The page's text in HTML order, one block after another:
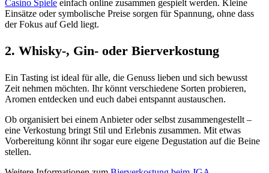
Casino Spiele einfach online zusammen gespielt werden. Kleine
Einsätze oder symbolische Preise sorgen für Spannung, ohne dass
der Fokus auf Geld liegt.
2. Whisky-, Gin- oder Bierverkostung
Ein Tasting ist ideal für alle, die Genuss lieben und sich bewusst
Zeit nehmen möchten. Ihr könnt verschiedene Sorten probieren,
Aromen entdecken und euch dabei entspannt austauschen.
Ob organisiert bei einem Anbieter oder selbst zusammengestellt –
eine Verkostung bringt Stil und Erlebnis zusammen. Mit etwas
Vorbereitung könnt ihr sogar eure eigene Degustation auf die Beine
stellen.